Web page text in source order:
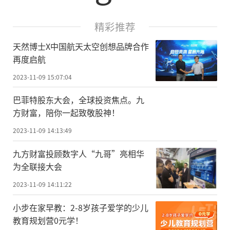
精彩推荐
天然博士X中国航天太空创想品牌合作
再度启航
2023-11-09 15:07:04
巴菲特股东大会，全球投资焦点。九
方财富，陪你一起致敬股神！
2023-11-09 14:13:49
九方财富投顾数字人“九哥”亮相华
为全联接大会
2023-11-09 14:11:22
小步在家早教：2-8岁孩子爱学的少儿
教育规划营0元学！